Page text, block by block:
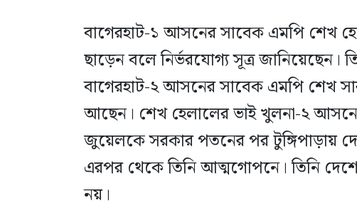
বাগেরহাট-১ আসনের সাবেক এমপি শেখ
ছাড়েন বলে নির্ভরযোগ্য সূত্র জানিয়েছেন।
বাগেরহাট-২ আসনের সাবেক এমপি শেখ
আছেন। শেখ হেলালের ভাই খুলনা-২
জুয়েলকে সরকার পতনের পর টুঙ্গিপাড়ায়
এরপর থেকে তিনি আত্মগোপনে। তিনি
নয়।